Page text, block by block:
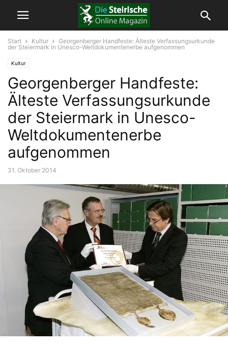
Start Kultur
Georgenberger Handfeste: Älteste Verfassungsurkunde
der Steiermark in Unesco-Weltdokumentenerbe aufgenommen
Kultur
Georgenberger Handfeste:
Älteste Verfassungsurkunde
der Steiermark in Unesco-
Weltdokumentenerbe
aufgenommen
31. Oktober 2014